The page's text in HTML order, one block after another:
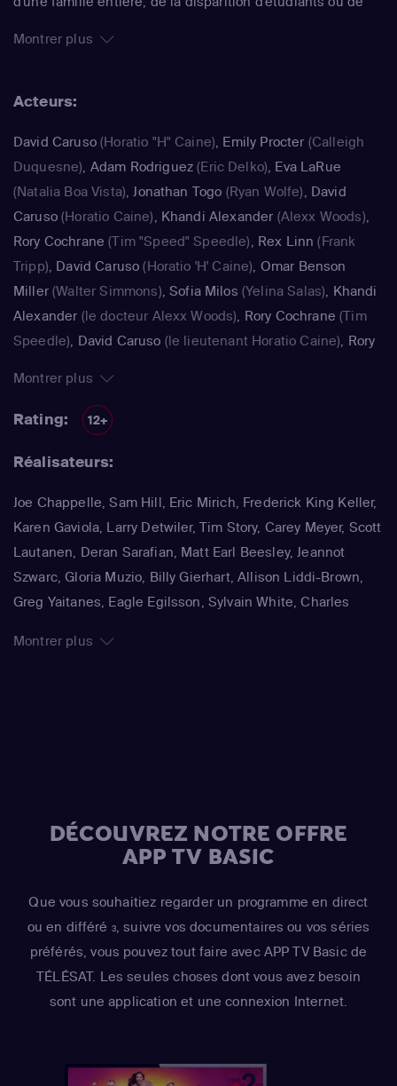
d'arrache-pied. Déclinée en 10 saisons, cette efficace
over furent tournés avec "Les Experts : Las Vegas" ou
Montrer plus
Acteurs:
David Caruso(Horatio "H" Caine), Emily Procter (Calleigh
Duquesne), Adam Rodriguez (Eric Delko), Eva LaRue
(Natalia Boa Vista),Jonathan Togo (Ryan Wolfe), David
Caruso(Horatio Caine), Khandi Alexander (Alexx Woods),
Rory Cochrane (Tim "Speed" Speedle), Rex Linn (Frank
Tripp), David Caruso (Horatio 'H' Caine), Omar Benson
Miller(Walter Simmons),Sofia Milos (Yelina Salas), Khandi
Alexander (le docteur Alexx Woods), Rory Cochrane (Tim
Speedle), David Caruso (le lieutenant Horatio Caine), Rory
(l'inspecteur Frank Tripp)
Rory Cochrane(Tim 'Speed' Speedle)
(Braden Wilkins)
Montrer plus
Rating: 12+
Réalisateurs:
Joe Chappelle, Sam Hill, Eric Mirich, Frederick King Keller,
Karen Gaviola, Larry Detwiler, Tim Story, Carey Meyer, Scott
Lautanen, Deran Sarafian, Matt Earl Beesley, Jeannot
Szwarc, Gloria Muzio, Billy Gierhart, Allison Liddi-Brown,
Greg Yaitanes, Eagle Egilsson, Sylvain White, Charles
Montrer plus
DÉCOUVREZ NOTRE OFFRE
APP TV BASIC
Que vous souhaitiez regarder un programme en direct
ou en différé 3, suivre vos documentaires ou vos séries
préférés, vous pouvez tout faire avec APP TV Basic de
TÉLÉSAT. Les seules choses dont vous avez besoin
sont une application et une connexion Internet.